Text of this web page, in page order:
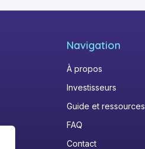
Navigation
À propos
Investisseurs
Guide et ressources
FAQ
Contact